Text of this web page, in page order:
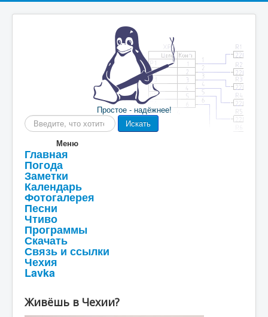
Простое - надёжнее!
Искать...
Искать
Меню
Главная
Погода
Заметки
Календарь
Фотогалерея
Песни
Чтиво
Программы
Скачать
Связь и ссылки
Чехия
Lavka
Живёшь в Чехии?